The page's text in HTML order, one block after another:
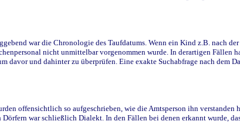
war die Chronologie des Taufdatums. Wenn ein Kind z.B. nach
nicht unmittelbar vorgenommen wurde. In derartigen Fällen
und dahinter zu überprüfen. Eine exakte Suchabfrage nach dem
offensichtlich so aufgeschrieben, wie die Amtsperson ihn verstanden
war schließlich Dialekt. In den Fällen bei denen erkannt wurde,